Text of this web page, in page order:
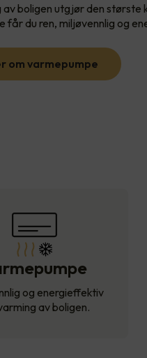
boligen utgjør den største
får du ren, miljøvennlig og
om varmepumpe
og energieffektiv
av boligen.